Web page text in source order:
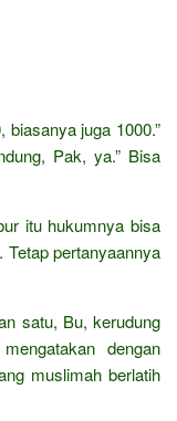
biasanya juga 1000.”
Pak, ya.” Bisa
itu hukumnya bisa
pertanyaannya
satu, Bu, kerudung
dengan
muslimah berlatih